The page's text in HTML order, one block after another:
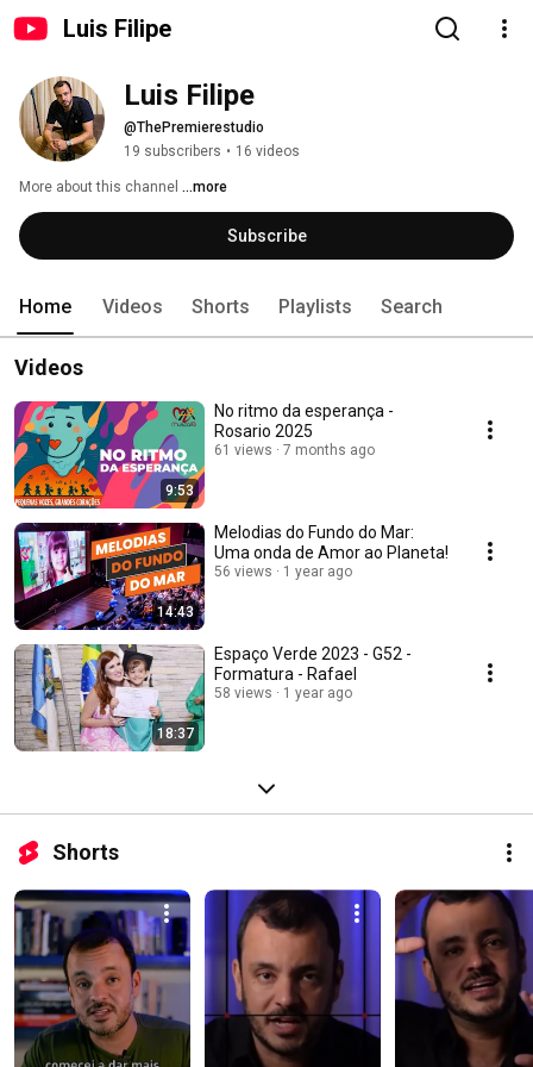
Luis Filipe
Luis Filipe
@ThePremierestudio
19 subscribers • 16 videos
More about this channel ...more
Subscribe
Home Videos Shorts Playlists Search
Videos
9:53
No ritmo da esperança -
Rosario 2025
61 views 7 months ago
14:43
Melodias do Fundo do Mar:
Uma onda de Amor ao Planeta!
56 views 1 year ago
18:37
Espaço Verde 2023 - G52 -
Formatura - Rafael
58 views 1 year ago
Shorts